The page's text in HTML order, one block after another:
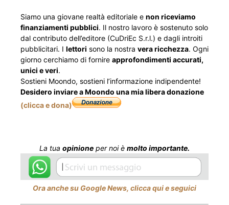
Siamo una giovane realtà editoriale e non riceviamo
finanziamenti pubblici. Il nostro lavoro è sostenuto solo
dal contributo dell’editore (CuDriEc S.r.l.) e dagli introiti
pubblicitari. I lettori sono la nostra vera ricchezza. Ogni
giorno cerchiamo di fornire approfondimenti accurati,
unici e veri.
Sostieni Moondo, sostieni l’informazione indipendente!
Desidero inviare a Moondo una mia libera donazione
(clicca e dona)
La tua opinione per noi è molto importante.
Ora anche su Google News, clicca qui e seguici